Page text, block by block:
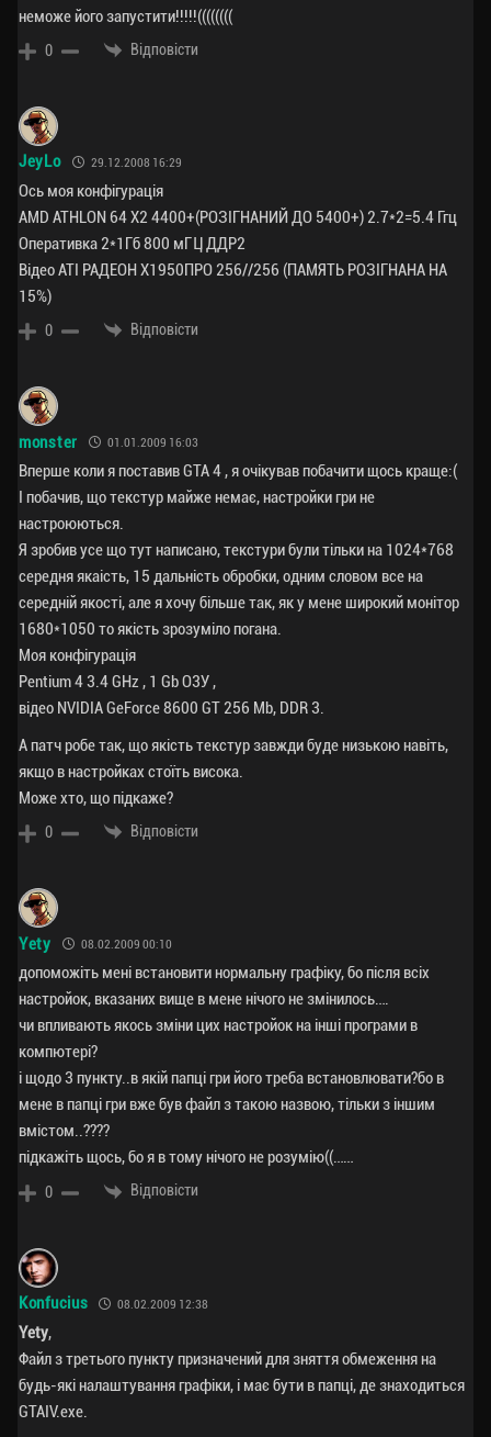
неможе його запустити!!!!!((((((((
0 Відповісти
JeyLo 29.12.2008 16:29
Ось моя конфігурація
AMD ATHLON 64 X2 4400+(РОЗІГНАНИЙ ДО 5400+) 2.7*2=5.4 Ггц
Оперативка 2*1Гб 800 мГЦ ДДР2
Відео АТІ РАДЕОН Х1950ПРО 256//256 (ПАМЯТЬ РОЗІГНАНА НА
15%)
0 Відповісти
monster 01.01.2009 16:03
Вперше коли я поставив GTA 4 , я очікував побачити щось краще:(
І побачив, що текстур майже немає, настройки гри не
настроюються.
Я зробив усе що тут написано, текстури були тільки на 1024*768
середня якаість, 15 дальність обробки, одним словом все на
середній якості, але я хочу більше так, як у мене широкий монітор
1680*1050 то якість зрозуміло погана.
Моя конфігурація
Pentium 4 3.4 GHz , 1 Gb O3У ,
відео NVIDIA GeForce 8600 GT 256 Mb, DDR 3.
А патч робе так, що якість текстур завжди буде низькою навіть,
якщо в настройках стоїть висока.
Може хто, що підкаже?
0 Відповісти
Yety 08.02.2009 00:10
допоможіть мені встановити нормальну графіку, бо після всіх
настройок, вказаних вище в мене нічого не змінилось….
чи впливають якось зміни цих настройок на інші програми в
компютері?
і щодо 3 пункту..в якій папці гри його треба встановлювати?бо в
мене в папці гри вже був файл з такою назвою, тільки з іншим
вмістом..????
підкажіть щось, бо я в тому нічого не розумію((……
0 Відповісти
Konfucius 08.02.2009 12:38
Yety,
Файл з третього пункту призначений для зняття обмеження на
будь-які налаштування графіки, і має бути в папці, де знаходиться
GTAIV.exe.